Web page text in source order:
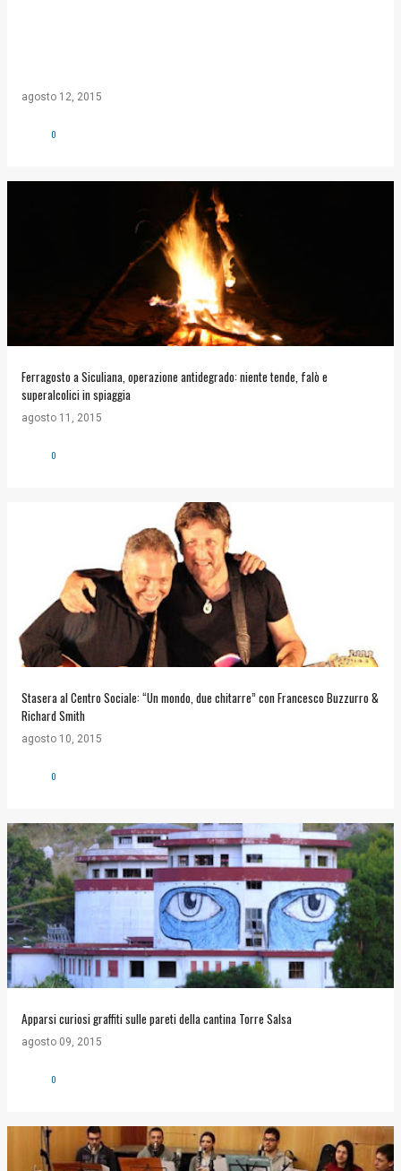
agosto 12, 2015
0
Ferragosto a Siculiana, operazione antidegrado: niente tende, falò e
superalcolici in spiaggia
agosto 11, 2015
0
Stasera al Centro Sociale: “Un mondo, due chitarre” con Francesco Buzzurro &
Richard Smith
agosto 10, 2015
0
Apparsi curiosi graffiti sulle pareti della cantina Torre Salsa
agosto 09, 2015
0